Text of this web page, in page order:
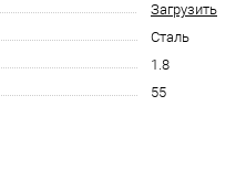
Загрузить
Сталь
1.8
55